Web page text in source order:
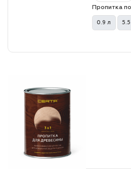
Пропитка
0.9 л